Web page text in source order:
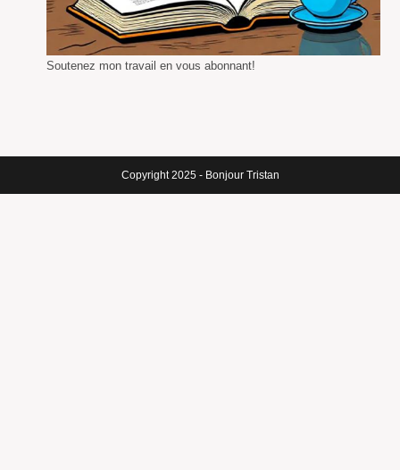
Soutenez mon travail en vous abonnant!
Copyright 2025 - Bonjour Tristan